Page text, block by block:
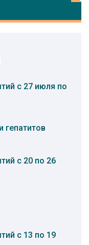
с 27 июля по
гепатитов
с 20 по 26
с 13 по 19